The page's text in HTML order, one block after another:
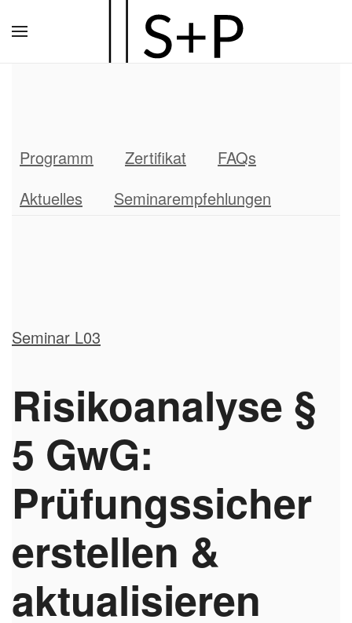
Hauptinhalt
Programm Zertifikat
FAQs
Aktuelles
Seminarempfehlungen
Seminar L03
Risikoanalyse §
5 GwG:
Prüfungssicher
erstellen &
aktualisieren